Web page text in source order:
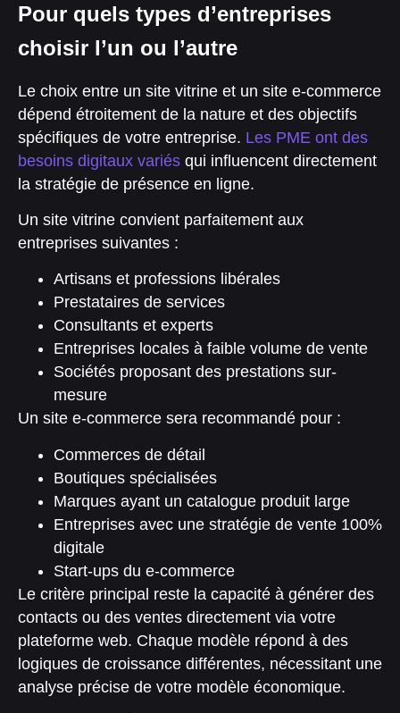
Pour quels types d’entreprises
choisir l’un ou l’autre
Le choix entre un site vitrine et un site e-commerce
dépend étroitement de la nature et des objectifs
spécifiques de votre entreprise. Les PME ont des
besoins digitaux variés qui influencent directement
la stratégie de présence en ligne.
Un site vitrine convient parfaitement aux
entreprises suivantes :
Artisans et professions libérales
Prestataires de services
Consultants et experts
Entreprises locales à faible volume de vente
Sociétés proposant des prestations sur-
mesure
Un site e-commerce sera recommandé pour :
Commerces de détail
Boutiques spécialisées
Marques ayant un catalogue produit large
Entreprises avec une stratégie de vente 100%
digitale
Start-ups du e-commerce
Le critère principal reste la capacité à générer des
contacts ou des ventes directement via votre
plateforme web. Chaque modèle répond à des
logiques de croissance différentes, nécessitant une
analyse précise de votre modèle économique.